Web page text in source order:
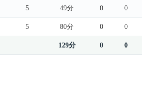
5 49分 0 0
5 80分 0 0
129分 0 0